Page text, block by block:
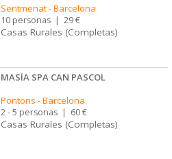
Sentmenat-Barcelona
10 personas 29 €
Casas Rurales (Completas)
MASÍA SPA CAN PASCOL
Pontons -Barcelona
2 - 5 personas | 60 €
Casas Rurales (Completas)